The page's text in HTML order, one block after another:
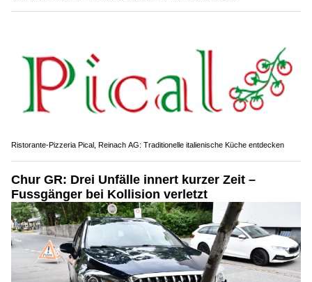
Ristorante-Pizzeria Pical, Reinach AG: Traditionelle italienische Küche entdecken
Chur GR: Drei Unfälle innert kurzer Zeit –
Fussgänger bei Kollision verletzt